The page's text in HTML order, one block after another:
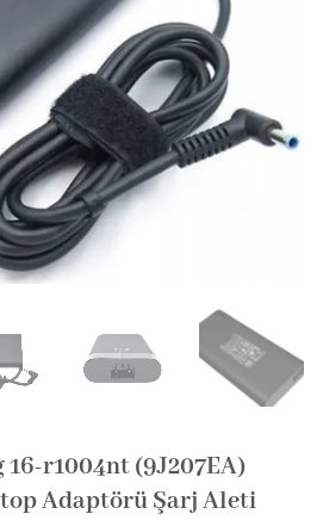
r1004nt (9J207EA)
Adaptörü Şarj Aleti